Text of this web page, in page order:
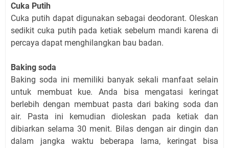
Cuka Putih
Cuka putih dapat digunakan sebagai deodorant. Oleskan
sedikit cuka putih pada ketiak sebelum mandi karena di
percaya dapat menghilangkan bau badan.
Baking soda
Baking soda ini memiliki banyak sekali manfaat selain
untuk membuat kue. Anda bisa mengatasi keringat
berlebih dengan membuat pasta dari baking soda dan
air. Pasta ini kemudian dioleskan pada ketiak dan
dibiarkan selama 30 menit. Bilas dengan air dingin dan
dalam jangka waktu beberapa lama, keringat bisa